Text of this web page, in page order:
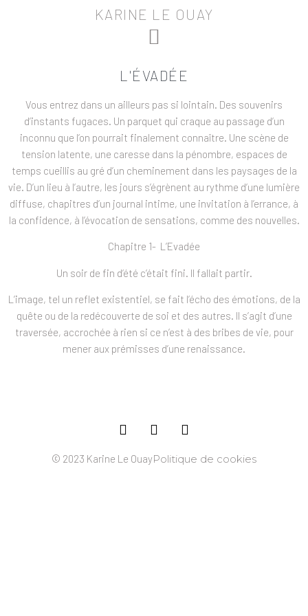
KARINE LE OUAY
L'ÉVADÉE
Vous entrez dans un ailleurs pas si lointain. Des souvenirs
d’instants fugaces. Un parquet qui craque au passage d’un
inconnu que l’on pourrait finalement connaître. Une scène de
tension latente, une caresse dans la pénombre, espaces de
temps cueillis au gré d’un cheminement dans les paysages de la
vie. D’un lieu à l’autre, les jours s’égrènent au rythme d’une lumière
diffuse, chapitres d’un journal intime, une invitation à l’errance, à
la confidence, à l’évocation de sensations, comme des nouvelles.
Chapitre 1- L’Evadée
Un soir de fin d’été c’était fini. Il fallait partir.
L’image, tel un reflet existentiel, se fait l’écho des émotions, de la
quête ou de la redécouverte de soi et des autres. Il s’agit d’une
traversée, accrochée à rien si ce n’est à des bribes de vie, pour
mener aux prémisses d’une renaissance.
© 2023 Karine Le OuayPolitique de cookies